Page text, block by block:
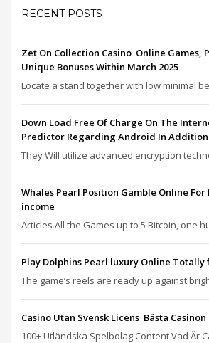
RECENT POSTS
Zet On Collection Casino ️ Online Games,
Unique Bonuses Within March 2025
Locate a stand together with low minimal
Down Load Free Of Charge On The
Predictor Regarding Android In Addition
They Will utilize advanced encryption
Whales Pearl Position Gamble Online
income
Articles All the Games up to 5 Bitcoin, one
Play Dolphins Pearl luxury Online Totally
The game’s reels are ready up against
Casino Utan Svensk Licens ️ Bästa
100+ Utländska Spelbolag Content Vad Är